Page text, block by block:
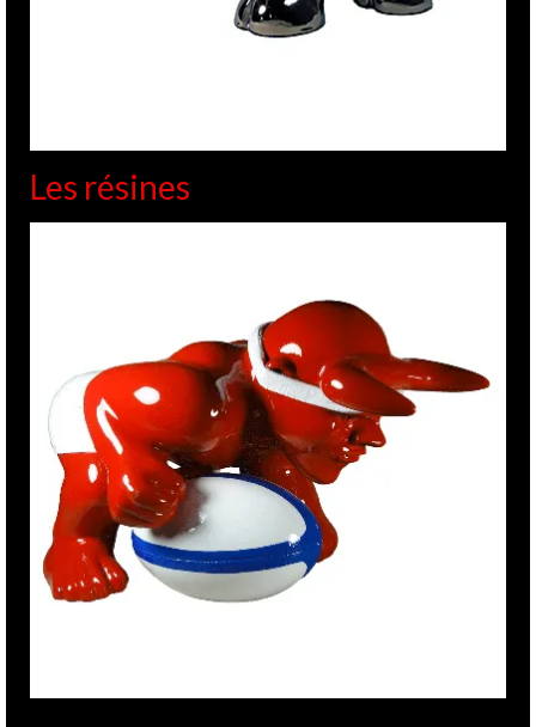
Les résines